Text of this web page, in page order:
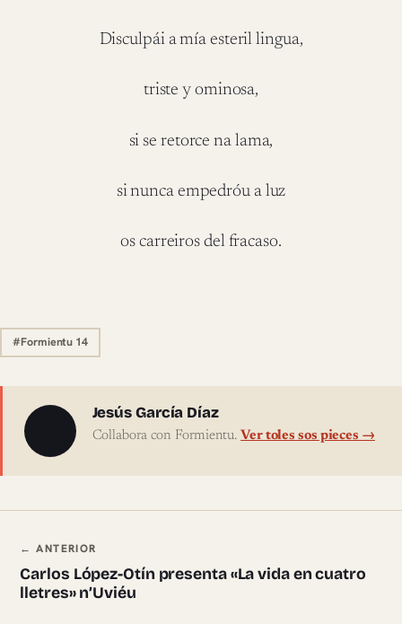
Disculpái a mía esteril lingua,
triste y ominosa,
si se retorce na lama,
si nunca empedróu a luz
os carreiros del fracaso.
#Formientu 14
Sobre l'autor
Jesús García Díaz
Collabora con Formientu. Ver toles sos pieces →
Navegación ente pieces
← ANTERIOR
Carlos López-Otín presenta «La vida en cuatro
lletres» n’Uviéu